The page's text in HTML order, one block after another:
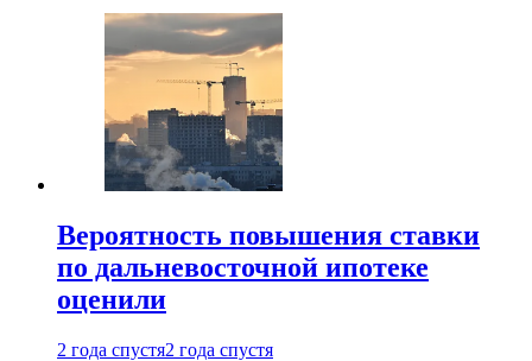
Вероятность повышения ставки
по дальневосточной ипотеке
оценили
2 года спустя2 года спустя